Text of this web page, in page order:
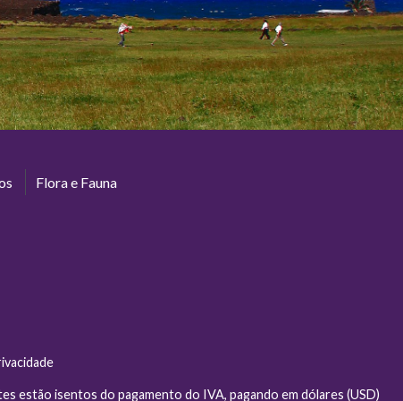
Flora e Fauna
estão isentos do pagamento do IVA, pagando em dólares (USD)